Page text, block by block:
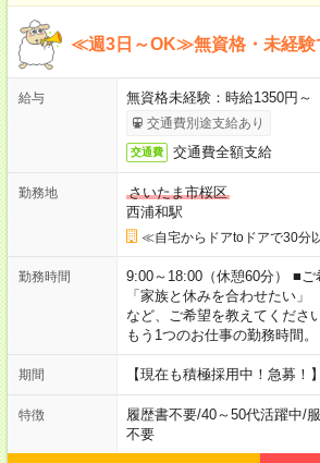
≪週3日～OK≫無資格・未経験
給与 無資格未経験：時給1350円
交通費別途支給あり
交通費 交通費全額支給
勤務地
さいたま市桜区
西浦和駅
≪自宅からドアtoドアで30分
勤務時間
9:00～18:00（休憩60分） ■
「家族と休みを合わせたい
など、ご希望を教えてくださ
もう1つのお仕事の勤務時間
期間 【現在も積極採用中！急募
特徴 履歴書不要/40～50代活躍中/
不要